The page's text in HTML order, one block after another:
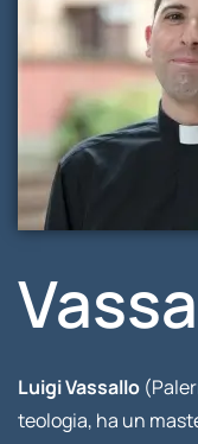
Luigi Vassallo
teologia, ha un